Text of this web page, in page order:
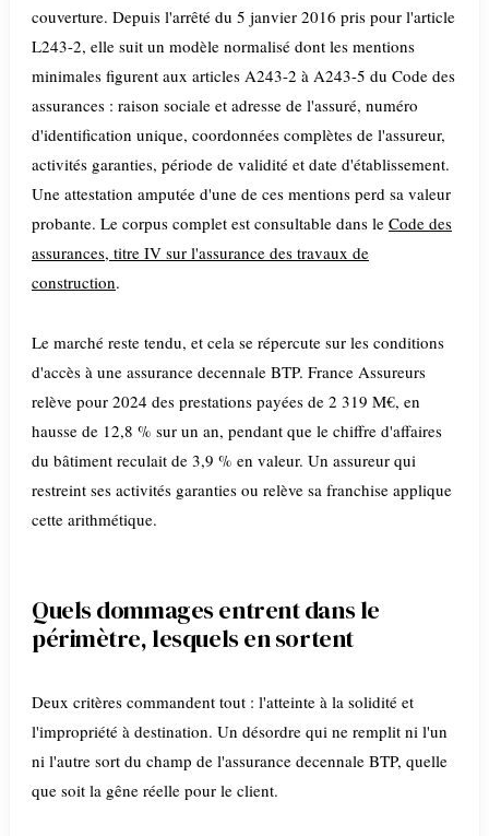
couverture. Depuis l'arrêté du 5 janvier 2016 pris pour l'article
L243-2, elle suit un modèle normalisé dont les mentions
minimales figurent aux articles A243-2 à A243-5 du Code des
assurances : raison sociale et adresse de l'assuré, numéro
d'identification unique, coordonnées complètes de l'assureur,
activités garanties, période de validité et date d'établissement.
Une attestation amputée d'une de ces mentions perd sa valeur
probante. Le corpus complet est consultable dans le Code des
assurances, titre IV sur l'assurance des travaux de
construction.
Le marché reste tendu, et cela se répercute sur les conditions
d'accès à une assurance decennale BTP. France Assureurs
relève pour 2024 des prestations payées de 2 319 M€, en
hausse de 12,8 % sur un an, pendant que le chiffre d'affaires
du bâtiment reculait de 3,9 % en valeur. Un assureur qui
restreint ses activités garanties ou relève sa franchise applique
cette arithmétique.
Quels dommages entrent dans le
périmètre, lesquels en sortent
Deux critères commandent tout : l'atteinte à la solidité et
l'impropriété à destination. Un désordre qui ne remplit ni l'un
ni l'autre sort du champ de l'assurance decennale BTP, quelle
que soit la gêne réelle pour le client.